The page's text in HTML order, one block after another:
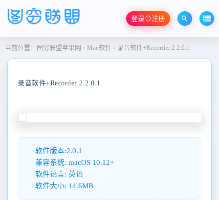
登录⊙注册
当前位置： 图穷联盟苹果网 > Mac软件 > 录音软件+Recorder 2 2.0.1
录音软件+Recorder 2 2.0.1
软件版本:2.0.1
兼容系统: macOS 10.12+
软件语言: 英语
软件大小: 14.6MB